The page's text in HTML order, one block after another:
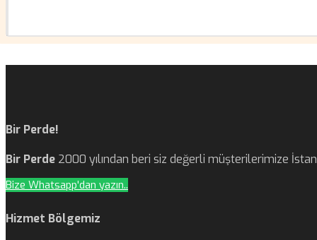
Bir Perde!
Bir Perde 2000 yılından beri siz değerli müşterilerimize
Bize Whatsapp'dan yazın..
Hizmet Bölgemiz